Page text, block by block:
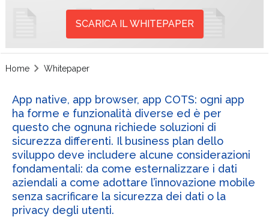
SCARICA IL WHITEPAPER
Home Whitepaper
App native, app browser, app COTS: ogni app
ha forme e funzionalità diverse ed è per
questo che ognuna richiede soluzioni di
sicurezza differenti. Il business plan dello
sviluppo deve includere alcune considerazioni
fondamentali: da come esternalizzare i dati
aziendali a come adottare l’innovazione mobile
senza sacrificare la sicurezza dei dati o la
privacy degli utenti.